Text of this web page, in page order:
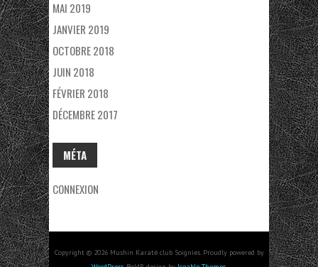
MAI 2019
JANVIER 2019
OCTOBRE 2018
JUIN 2018
FÉVRIER 2018
DÉCEMBRE 2017
MÉTA
CONNEXION
Copyright © 2026 Mushin Karaté club Soignies. Proudly powered by